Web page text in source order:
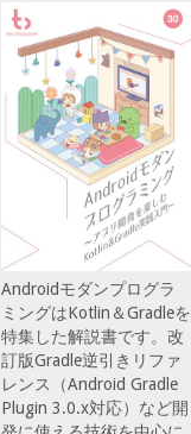
Androidモダンプログラ
ミングはKotlin＆Gradleを
特集した解説書です。改
訂版Gradle逆引きリファ
レンス（Android Gradle
Plugin 3.0.x対応）など開